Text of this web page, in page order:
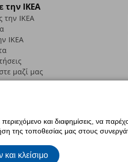
την IKEA
την IKEA
IKEA
μαζί μας
Επιστροφής / Ακύρωσης Ρυθμίσεις
και διαφημίσεις, να
της τοποθεσίας μας στους
κλείσιμο